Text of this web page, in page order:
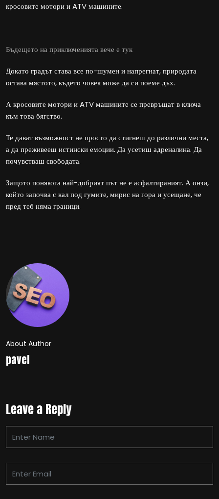
кросовите мотори и ATV машините.
Бъдещето на приключенията вече е тук
Докато градът става все по-шумен и напрегнат, природата
остава мястото, където човек може да си поеме дъх.
А кросовите мотори и ATV машините се превръщат в ключа
към това бягство.
Те дават възможност не просто да стигнеш до различни места,
а да преживееш истински емоции. Да усетиш адреналина. Да
почувстваш свободата.
Защото понякога най-добрият път не е асфалтираният. А онзи,
който започва с кал под гумите, мирис на гора и усещане, че
пред теб няма граници.
About Author
pavel
Leave a Reply